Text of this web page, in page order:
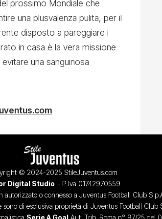
prossimo Mondiale che
una plusvalenza pulita, per il
disposto a pareggiare i
in casa è la vera missione
una sanguinosa
© 2024-2025 StileJuventus.com
Digital Studio – P.Iva 01742970559
autorizzato o connesso a Juventus Football Club
di esclusiva proprietà di Juventus Football Club
Serie A GoalAut. Trib. Roma n° 97/25 del